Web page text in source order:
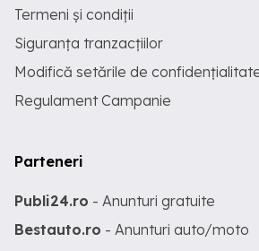
Termeni și condiții
Siguranța tranzacțiilor
Modifică setările de
Regulament Campanie
Parteneri
Publi24.ro - Anunturi gratuite
Bestauto.ro - Anunturi auto/moto